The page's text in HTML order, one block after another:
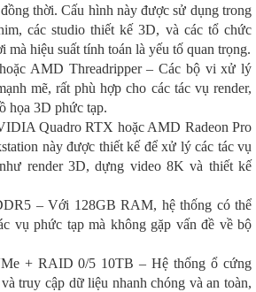
thời. Cấu hình này được sử dụng trong
các studio thiết kế 3D, và các tổ chức
mà hiệu suất tính toán là yếu tố quan trọng.
AMD Threadripper – Các bộ vi xử lý
mẽ, rất phù hợp cho các tác vụ render,
họa 3D phức tạp.
Quadro RTX hoặc AMD Radeon Pro
này được thiết kế để xử lý các tác vụ
render 3D, dựng video 8K và thiết kế
– Với 128GB RAM, hệ thống có thể
vụ phức tạp mà không gặp vấn đề về bộ
+ RAID 0/5 10TB – Hệ thống ổ cứng
truy cập dữ liệu nhanh chóng và an toàn,